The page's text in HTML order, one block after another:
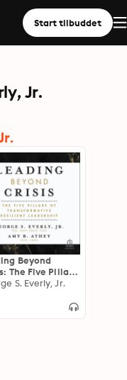
Start tilbuddet
Jr.
Beyond
The Five Pillars
S. Everly, Jr.